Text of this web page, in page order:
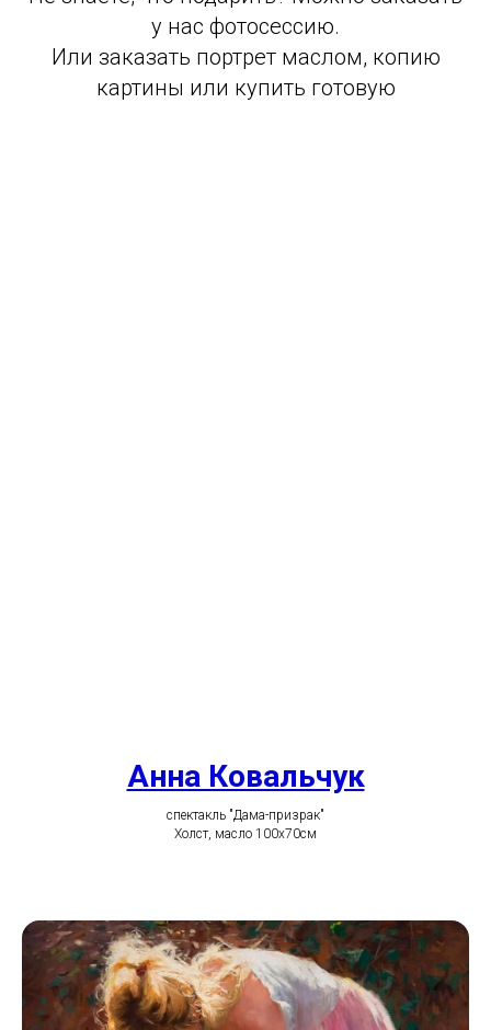
у нас фотосессию.
Или заказать портрет маслом, копию
картины или купить готовую
Анна Ковальчук
спектакль "Дама-призрак"
Холст, масло 100х70см